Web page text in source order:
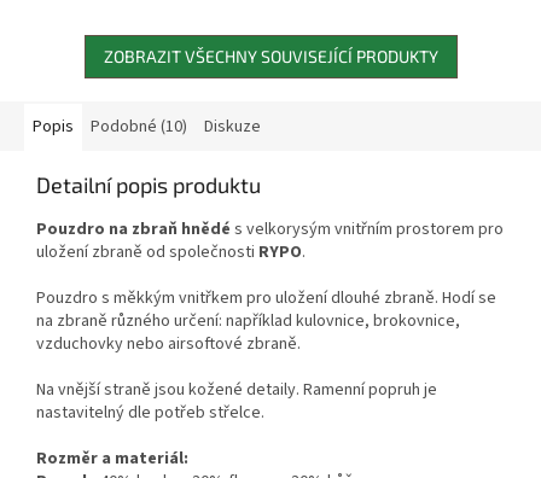
ZOBRAZIT VŠECHNY SOUVISEJÍCÍ PRODUKTY
Popis Podobné (10) Diskuze
Detailní popis produktu
Pouzdro na zbraň hnědé s velkorysým vnitřním prostorem pro
uložení zbraně od společnosti RYPO.
Pouzdro s měkkým vnitřkem pro uložení dlouhé zbraně. Hodí se
na zbraně různého určení: například kulovnice, brokovnice,
vzduchovky nebo airsoftové zbraně.
Na vnější straně jsou kožené detaily. Ramenní popruh je
nastavitelný dle potřeb střelce.
Rozměr a materiál: